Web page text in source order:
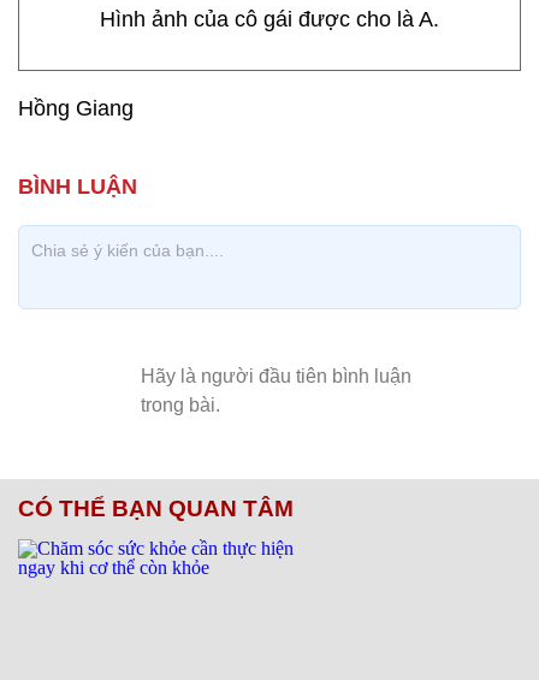
Hình ảnh của cô gái được cho là A.
Hồng Giang
CÓ THỂ BẠN QUAN TÂM